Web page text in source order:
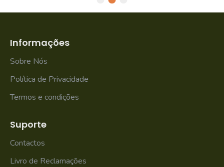
Informações
Sobre Nós
Política de Privacidade
Termos e condições
Suporte
Contactos
Livro de Reclamações